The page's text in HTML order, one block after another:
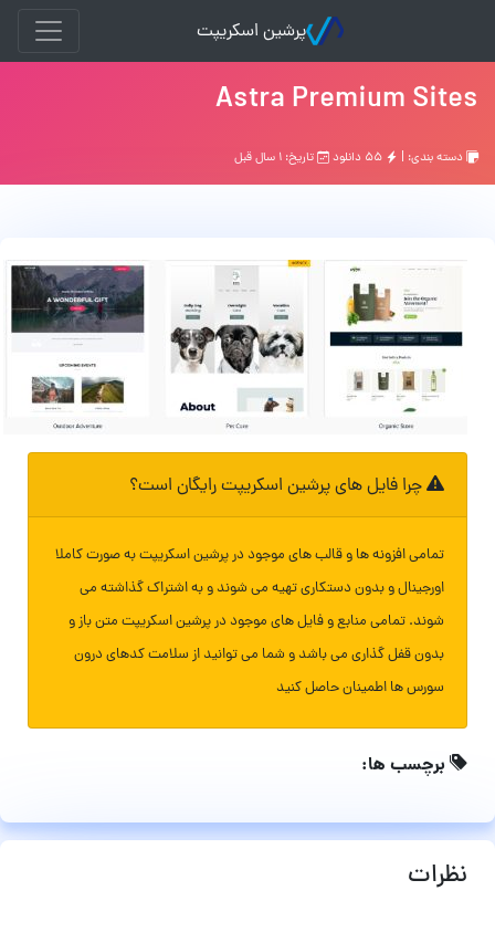
پرشین اسکریپت
Astra Premium Sites
دسته بندی: | تاریخ: ۱ سال قبل
چرا فایل های پرشین اسکریپت رایگان است؟
تمامی افزونه ها و قالب های موجود در پرشین اسکریپت به صورت کاملا
اورجینال و بدون دستکاری تهیه می شوند و به اشتراک گذاشته می
شوند. تمامی منابع و فایل های موجود در پرشین اسکریپت متن باز و
بدون قفل گذاری می باشد و شما می توانید از سلامت کدهای درون
سورس ها اطمینان حاصل کنید
برچسب ها:
نظرات